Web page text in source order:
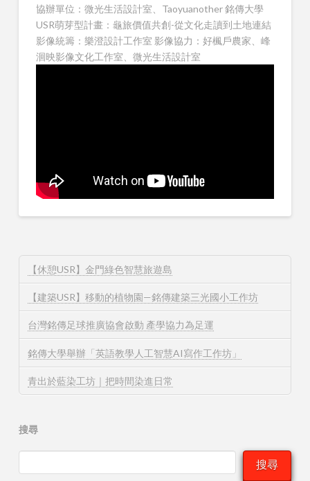
協辦單位：微光生活設計室、Taoyuanother 銘傳大學
USR萌芽型計畫：龜旅價值共創-從文化走讀到土地連結
影像統籌：樂澄設計工作室 影像協力：好楓戶農家、峰
洄映影像文化工作室、微光生活設計室
【休憩USR】金門綠色智慧旅遊島
【建築USR】移動的植物園—銘傳建築三光國小工作坊
台灣銘傳足球推廣協會啟動 產學協力為足運
銘傳大學舉辦「英語教學人工智慧AI寫作工作坊」
青出於藍染工坊｜把時間染進日常
搜尋
搜尋